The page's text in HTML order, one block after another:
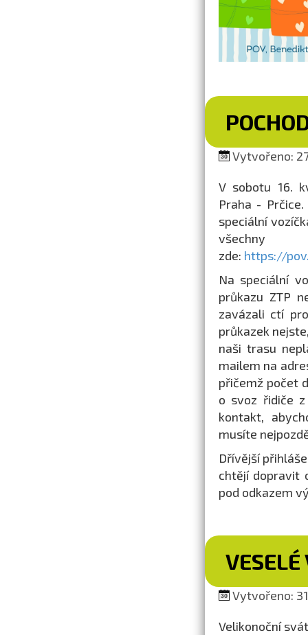
Vytvořeno:
V sobotu 16.
Praha -
speciální
zde: https://
Na speciální
průkazu ZTP
zavázali ctí
průkazek
naši trasu
mailem na
přičemž počet
o svoz řidiče
kontakt,
musíte
Dřívější
chtějí dopravit
pod odkazem
VESELÉ
Vytvořeno:
Velikonoční